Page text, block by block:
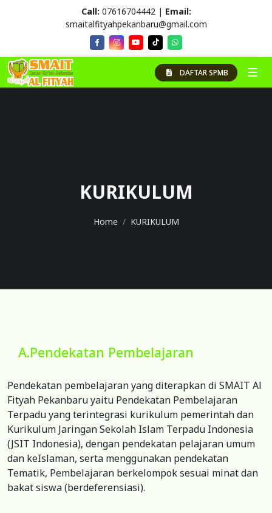
Call: 07616704442 | Email:
smaitalfityahpekanbaru@gmail.com
DAFTAR SPMB
KURIKULUM
Home KURIKULUM
A.Pendekatan Pembelajaran
Pendekatan pembelajaran yang diterapkan di SMAIT Al
Fityah Pekanbaru yaitu Pendekatan Pembelajaran
Terpadu yang terintegrasi kurikulum pemerintah dan
Kurikulum Jaringan Sekolah Islam Terpadu Indonesia
(JSIT Indonesia), dengan pendekatan pelajaran umum
dan keIslaman, serta menggunakan pendekatan
Tematik, Pembelajaran berkelompok sesuai minat dan
bakat siswa (berdeferensiasi).